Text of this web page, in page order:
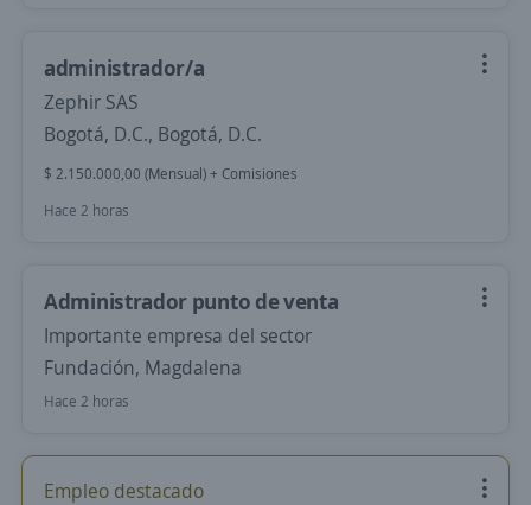
administrador/a
Zephir SAS
Bogotá, D.C., Bogotá, D.C.
$ 2.150.000,00 (Mensual) + Comisiones
Hace 2 horas
Administrador punto de venta
Importante empresa del sector
Fundación, Magdalena
Hace 2 horas
Empleo destacado